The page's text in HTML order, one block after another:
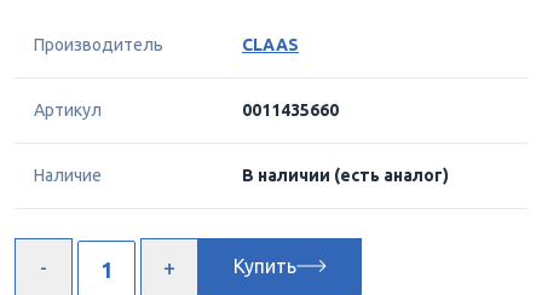
Производитель CLAAS
Артикул 0011435660
Наличие В наличии (есть аналог)
Купить